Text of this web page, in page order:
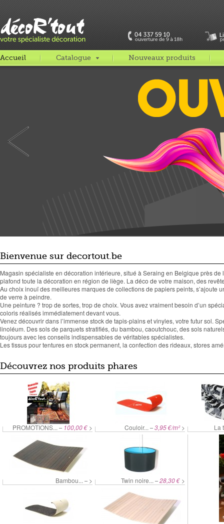
Accueil Catalogue Nouveaux produits
Bienvenue sur decortout.be
Magasin spécialiste en décoration intérieure, situé à Seraing en Belgique près
plafond toute la décoration en région de liège. La déco de votre maison, des
Au choix inouï des meilleures marques de collections de papiers peints, s’ajoute
de verre à peindre.
Une peinture ? trop de sortes, trop de choix. Vous avez vraiment besoin d’un
coloris réalisés immédiatement devant vous.
Venez découvrir dans l’immense stock de tapis-plains et vinyles, votre futur sol.
linoléum. Des sols de parquets stratifiés, du bambou, caoutchouc, des sols
toujours avec les conseils indispensables de véritables spécialistes.
Les tissus pour tentures en stock permanent, la confection des rideaux, stores
Découvrez nos produits phares
PROMOTIONS... – 100,00 € > Couloir... –3,95 €/m² > La
Bambou... – > Twin noire... –28,30 € >